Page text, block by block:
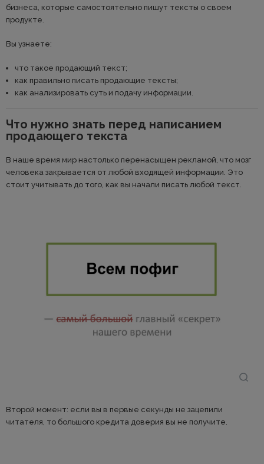
бизнеса, которые самостоятельно пишут тексты о своем
продукте.
Вы узнаете:
что такое продающий текст;
как правильно писать продающие тексты;
как анализировать суть и подачу информации.
Что нужно знать перед написанием
продающего текста
В наше время мир настолько перенасыщен рекламой, что мозг
человека закрывается от любой входящей информации. Это
стоит учитывать до того, как вы начали писать любой текст.
Второй момент: если вы в первые секунды не зацепили
читателя, то большого кредита доверия вы не получите.